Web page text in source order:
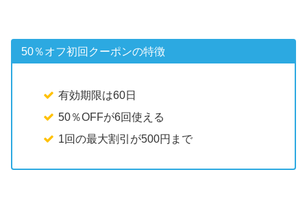
50％オフ初回クーポンの特徴
有効期限は60日
50％OFFが6回使える
1回の最大割引が500円まで